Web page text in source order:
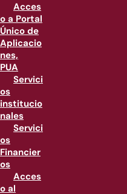
Acces
o a Portal
Único de
Aplicacio
nes,
PUA
Servici
os
institucio
nales
Servici
os
Financier
os
Acces
o al